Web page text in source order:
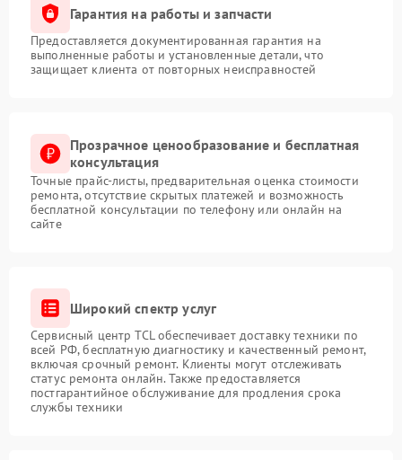
Гарантия на работы и запчасти
Предоставляется документированная гарантия на
выполненные работы и установленные детали, что
защищает клиента от повторных неисправностей
Прозрачное ценообразование и бесплатная
консультация
Точные прайс-листы, предварительная оценка стоимости
ремонта, отсутствие скрытых платежей и возможность
бесплатной консультации по телефону или онлайн на
сайте
Широкий спектр услуг
Сервисный центр TCL обеспечивает доставку техники по
всей РФ, бесплатную диагностику и качественный ремонт,
включая срочный ремонт. Клиенты могут отслеживать
статус ремонта онлайн. Также предоставляется
постгарантийное обслуживание для продления срока
службы техники